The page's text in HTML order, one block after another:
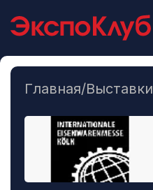
Главная/Выставки